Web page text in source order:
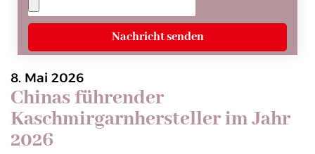
Nachricht senden
8. Mai 2026
Chinas führender
Kaschmirgarnhersteller im Jahr
2026